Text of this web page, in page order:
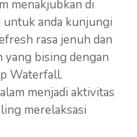
menakjubkan di
untuk anda kunjungi
rasa jenuh dan
yang bising dengan
Waterfall.
menjadi aktivitas
merelaksasi